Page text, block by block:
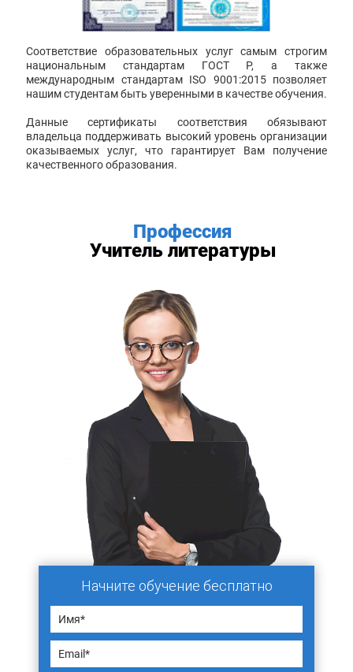
Соответствие образовательных услуг самым строгим
национальным стандартам ГОСТ Р, а также
международным стандартам ISO 9001:2015 позволяет
нашим студентам быть уверенными в качестве обучения.
Данные сертификаты соответствия обязывают
владельца поддерживать высокий уровень организации
оказываемых услуг, что гарантирует Вам получение
качественного образования.
Профессия
Учитель литературы
Начните обучение бесплатно